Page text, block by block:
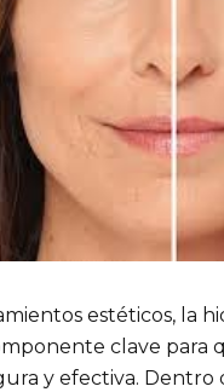
estéticos, la
clave para
y efectiva.